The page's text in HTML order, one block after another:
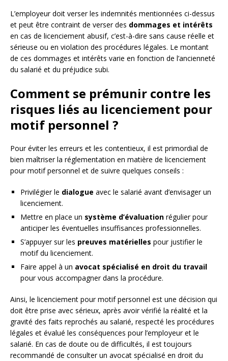
L’employeur doit verser les indemnités mentionnées ci-dessus
et peut être contraint de verser des dommages et intérêts
en cas de licenciement abusif, c’est-à-dire sans cause réelle et
sérieuse ou en violation des procédures légales. Le montant
de ces dommages et intérêts varie en fonction de l’ancienneté
du salarié et du préjudice subi.
Comment se prémunir contre les
risques liés au licenciement pour
motif personnel ?
Pour éviter les erreurs et les contentieux, il est primordial de
bien maîtriser la réglementation en matière de licenciement
pour motif personnel et de suivre quelques conseils :
Privilégier le dialogue avec le salarié avant d’envisager un
licenciement.
Mettre en place un système d’évaluation régulier pour
anticiper les éventuelles insuffisances professionnelles.
S’appuyer sur les preuves matérielles pour justifier le
motif du licenciement.
Faire appel à un avocat spécialisé en droit du travail
pour vous accompagner dans la procédure.
Ainsi, le licenciement pour motif personnel est une décision qui
doit être prise avec sérieux, après avoir vérifié la réalité et la
gravité des faits reprochés au salarié, respecté les procédures
légales et évalué les conséquences pour l’employeur et le
salarié. En cas de doute ou de difficultés, il est toujours
recommandé de consulter un avocat spécialisé en droit du